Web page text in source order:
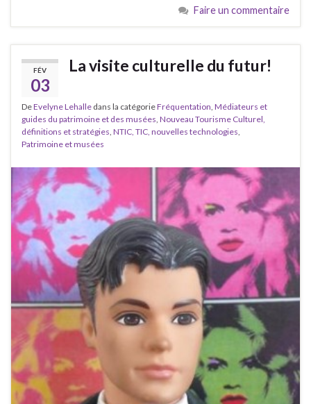
Faire un commentaire
FÉV
03
La visite culturelle du futur!
DeEvelyne Lehalle dans la catégorieFréquentation Médiateurs et
guides du patrimoine et des musées Nouveau Tourisme Culturel,
définitions et stratégies NTIC, TIC, nouvelles technologies
Patrimoine et musées